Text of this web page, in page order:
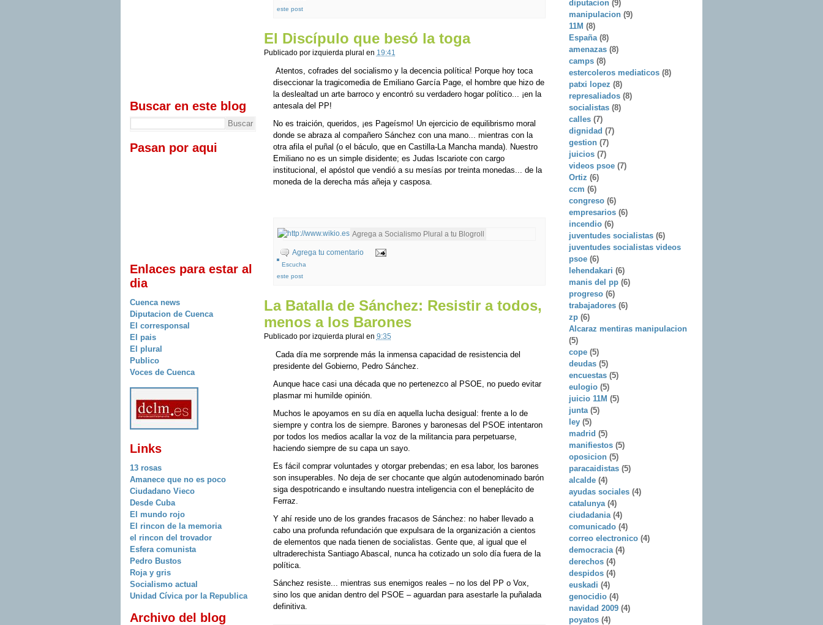
Buscar en este blog
Pasan por aqui
Enlaces para estar al
dia
Cuenca news
Diputacion de Cuenca
El corresponsal
El pais
El plural
Publico
Voces de Cuenca
Links
13 rosas
Amanece que no es poco
Ciudadano Vieco
Desde Cuba
El mundo rojo
El rincon de la memoria
el rincon del trovador
Esfera comunista
Pedro Bustos
Roja y gris
Socialismo actual
Unidad Cívica por la Republica
Archivo del blog
este post
El Discípulo que besó la toga
Publicado por izquierda plural en 19:41
Atentos, cofrades del socialismo y la decencia política! Porque hoy toca
diseccionar la tragicomedia de Emiliano García Page, el hombre que hizo de
la deslealtad un arte barroco y encontró su verdadero hogar político... ¡en la
antesala del PP!
No es traición, queridos, ¡es Pageísmo! Un ejercicio de equilibrismo moral
donde se abraza al compañero Sánchez con una mano... mientras con la
otra afila el puñal (o el báculo, que en Castilla-La Mancha manda). Nuestro
Emiliano no es un simple disidente; es Judas Iscariote con cargo
institucional, el apóstol que vendió a su mesías por treinta monedas... de la
moneda de la derecha más añeja y casposa.
Agrega tu comentario
Escucha
este post
La Batalla de Sánchez: Resistir a todos,
menos a los Barones
Publicado por izquierda plural en 9:35
Cada día me sorprende más la inmensa capacidad de resistencia del
presidente del Gobierno, Pedro Sánchez.
Aunque hace casi una década que no pertenezco al PSOE, no puedo evitar
plasmar mi humilde opinión.
Muchos le apoyamos en su día en aquella lucha desigual: frente a lo de
siempre y contra los de siempre. Barones y baronesas del PSOE intentaron
por todos los medios acallar la voz de la militancia para perpetuarse,
haciendo siempre de su capa un sayo.
Es fácil comprar voluntades y otorgar prebendas; en esa labor, los barones
son insuperables. No deja de ser chocante que algún autodenominado barón
siga despotricando e insultando nuestra inteligencia con el beneplácito de
Ferraz.
Y ahí reside uno de los grandes fracasos de Sánchez: no haber llevado a
cabo una profunda refundación que expulsara de la organización a cientos
de elementos que nada tienen de socialistas. Gente que, al igual que el
ultraderechista Santiago Abascal, nunca ha cotizado un solo día fuera de la
política.
Sánchez resiste... mientras sus enemigos reales – no los del PP o Vox,
sino los que anidan dentro del PSOE – aguardan para asestarle la puñalada
definitiva.
diputacion (9)
manipulacion (9)
11M (8)
España (8)
amenazas (8)
camps (8)
estercoleros mediaticos (8)
patxi lopez (8)
represaliados (8)
socialistas (8)
calles (7)
dignidad (7)
gestion (7)
juicios (7)
videos psoe (7)
Ortiz (6)
ccm (6)
congreso (6)
empresarios (6)
incendio (6)
juventudes socialistas (6)
juventudes socialistas videos
psoe (6)
lehendakari (6)
manis del pp (6)
progreso (6)
trabajadores (6)
zp (6)
Alcaraz mentiras manipulacion
(5)
cope (5)
deudas (5)
encuestas (5)
eulogio (5)
juicio 11M (5)
junta (5)
ley (5)
madrid (5)
manifiestos (5)
oposicion (5)
paracaidistas (5)
alcalde (4)
ayudas sociales (4)
catalunya (4)
ciudadania (4)
comunicado (4)
correo electronico (4)
democracia (4)
derechos (4)
despidos (4)
euskadi (4)
genocidio (4)
navidad 2009 (4)
poyatos (4)